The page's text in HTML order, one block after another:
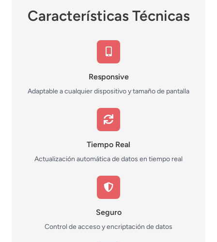
Características Técnicas
Responsive
Adaptable a cualquier dispositivo y tamaño de pantalla
Tiempo Real
Actualización automática de datos en tiempo real
Seguro
Control de acceso y encriptación de datos